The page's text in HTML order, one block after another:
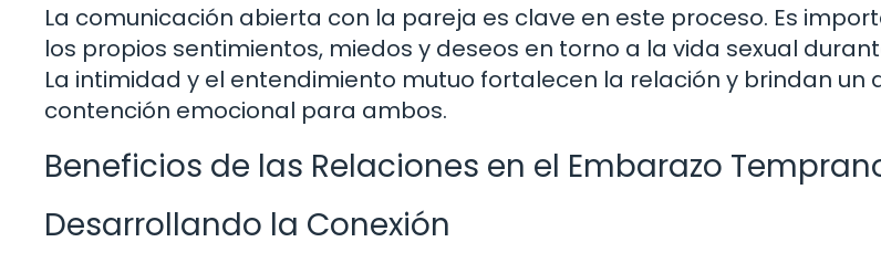
La comunicación abierta con la pareja es clave en este proceso. Es
los propios sentimientos, miedos y deseos en torno a la vida sexual
La intimidad y el entendimiento mutuo fortalecen la relación y brindan un
contención emocional para ambos.
Beneficios de las Relaciones en el Embarazo
Desarrollando la Conexión